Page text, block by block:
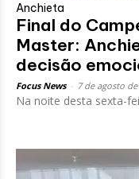
Anchieta
Final do
Master:
decisão
Focus News 7 de agosto de
Na noite desta sexta-